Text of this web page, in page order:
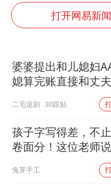
“深
奋
打开网易新
婆婆提出和儿媳妇
媳算完账直接和丈
二毛追剧 30跟贴
孩子字写得差，不
卷面分！这位老师
兔芽手工